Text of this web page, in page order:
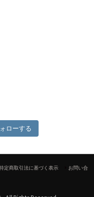
ローする
定商取引法に基づく表示
お問い合